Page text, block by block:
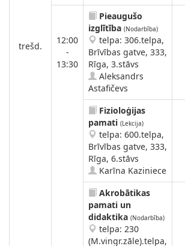
trešd.
12:00
-
13:30
Pieaugušo
izglītība (Nodarbība)
telpa: 306.telpa,
Brīvības gatve, 333,
Rīga, 3.stāvs
Aleksandrs
Astafičevs
Fizioloģijas
pamati (Lekcija)
telpa: 600.telpa,
Brīvības gatve, 333,
Rīga, 6.stāvs
Karīna Kaziniece
Akrobātikas
pamati un
didaktika (Nodarbība)
telpa: 230
(M.vingr.zāle).telpa,